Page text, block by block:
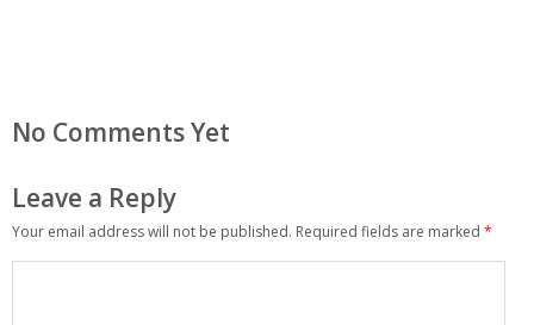
No Comments Yet
Leave a Reply
Your email address will not be published. Required fields are marked *